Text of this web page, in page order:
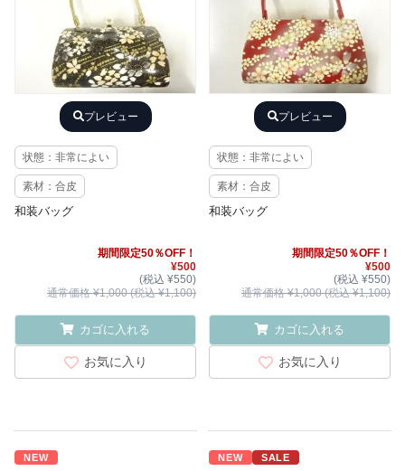
プレビュー
状態：非常によい
素材：合皮
和装バッグ
期間限定50％OFF！
¥500
(税込 ¥550)
通常価格 ¥1,000 (税込 ¥1,100)
カゴに入れる
お気に入り
プレビュー
状態：非常によい
素材：合皮
和装バッグ
期間限定50％OFF！
¥500
(税込 ¥550)
通常価格 ¥1,000 (税込 ¥1,100)
カゴに入れる
お気に入り
NEW NEW SALE